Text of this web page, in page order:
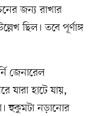
জন্য রাখার
ছিল। তবে পূর্ণাঙ্গ
জেনারেল
যারা হাটে যায়,
হুকুমটা নড়ানোর